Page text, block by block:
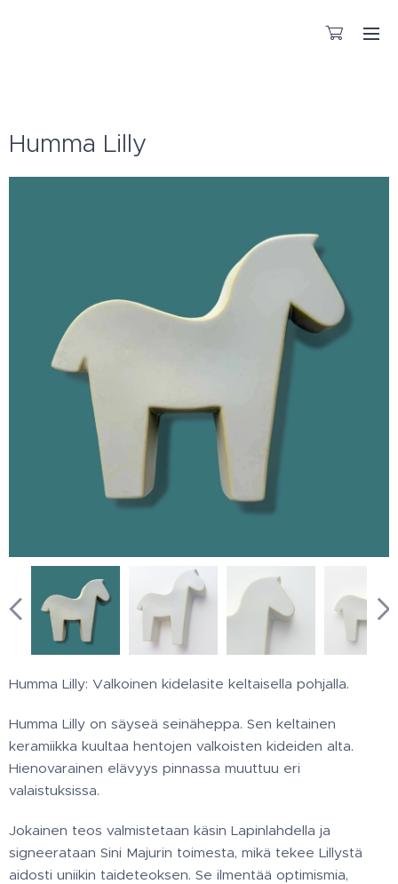
Humma Lilly
Humma Lilly: Valkoinen kidelasite keltaisella pohjalla.
Humma Lilly on säyseä seinäheppa. Sen keltainen
keramiikka kuultaa hentojen valkoisten kideiden alta.
Hienovarainen elävyys pinnassa muuttuu eri
valaistuksissa.
Jokainen teos valmistetaan käsin Lapinlahdella ja
signeerataan Sini Majurin toimesta, mikä tekee Lillystä
aidosti uniikin taideteoksen. Se ilmentää optimismia,